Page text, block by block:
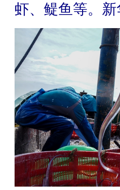
虾、鳀鱼等。